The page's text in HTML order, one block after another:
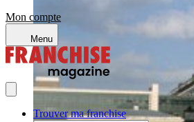
Mon compte
Menu
Trouver ma franchise